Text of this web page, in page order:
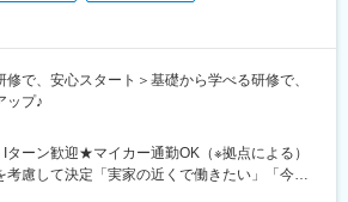
、南草津駅、彦根駅、長浜駅、西梅田駅、梅田
、堺市駅、ハーバーランド駅、三ノ宮駅、西宮
、奈良駅、近鉄奈良駅、大和西大寺駅、大和八
和歌山市駅、後藤駅、弓ケ浜駅、鳥取駅、松江
駅(山口県)、下関駅、徳島駅、佐古駅、阿南
長崎駅(長崎県)、長崎駅前駅、大分駅、賀来駅、
、南宮崎駅、都城駅、鹿児島駅、谷山駅(鹿児島
修で、安心スタート＞基礎から学べる研修で、
ップ♪
ーン歓迎★マイカー通勤OK（※拠点による）
慮して決定「実家の近くで働きたい」「今の
ない」そんな希望も相談OKです。地元に戻って